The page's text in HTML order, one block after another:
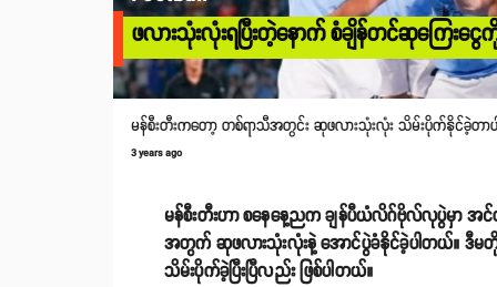
ဖလားသုံးလုံးရပြီးတဲ့နောက် စံချိန်တင်ဆုကြေး
မန်စီးတီးကတော့ တစ်ရာသီအတွင်း ဆုဖလားသုံးလုံး သိမ်းပိုက်နိုင်ခဲ့တာပ
3 years ago
မန်စီးတီးဟာ စနေနေ့ညက ချန်ပီယံလိဂ်ဗိုလ်လုပွဲမှာ အ
အတွက် ဆုဖလားသုံးလုံးနဲ့ အောင်ပွဲခံနိုင်ခဲ့ပါတယ်။ ဒီမတို
သိမ်းပိုက်ခဲ့ပြီးပြီလည်း ဖြစ်ပါတယ်။